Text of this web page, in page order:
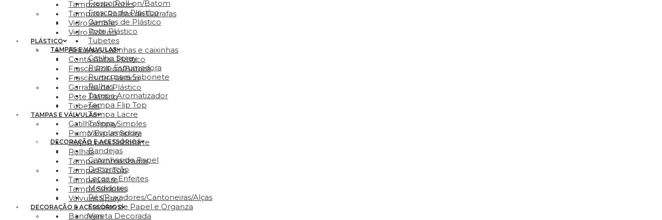
Frasco Roll-on/Batom
Frascos de Plástico
Garrafas de Plástico
Pote Plástico
Tubetes
TAMPAS E VÁLVULAS
Gatilho Spray
Pump Espumadora
Pump para Sabonete
Rolhas
Tampa Aromatizador
Tampa Flip Top
Tampa Lacre
Tampa Simples
Válvulas Spray
DECORAÇÃO E ACESSÓRIOS
Bandejas
Caixinhas de Papel
Decoração
Laços e Enfeites
Medidores
Pés/Puxadores/Cantoneiras/Alças
Sacolas de Papel e Organza
Vareta Decorada
Tampas de Potes
Tampas e Rolhas de Garrafas
Vidro Ambar
Vidro Roll-on
PLÁSTICO
Bisnagas, Latinhas e caixinhas
Conta Gotas Plástico
Frasco Roll-on/Batom
Frascos de Plástico
Garrafas de Plástico
Pote Plástico
Tubetes
TAMPAS E VÁLVULAS
Gatilho Spray
Pump Espumadora
Pump para Sabonete
Rolhas
Tampa Aromatizador
Tampa Flip Top
Tampa Lacre
Tampa Simples
Válvulas Spray
DECORAÇÃO E ACESSÓRIOS
Bandejas